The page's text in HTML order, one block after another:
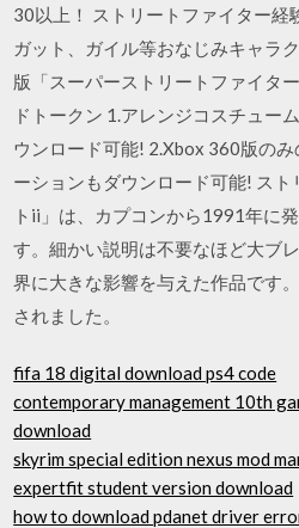
30以上！ ストリートファイター経
ガット、ガイル等おなじみキャラ
版「スーパーストリートファイタ
ドトークン 1.アレンジコスチュー
ウンロード可能! 2.Xbox 360版の
ーションもダウンロード可能! ス
トii」は、カプコンから1991年に
す。細かい説明は不要なほど大ブ
界に大きな影響を与えた作品です
されました。
fifa 18 digital download ps4 code
contemporary management 10th
download
skyrim special edition nexus mod
expertfit student version download
how to download pdanet driver